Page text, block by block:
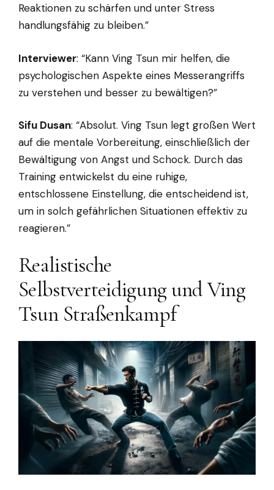
Reaktionen zu schärfen und unter Stress
handlungsfähig zu bleiben.”
Interviewer: “Kann Ving Tsun mir helfen, die
psychologischen Aspekte eines Messerangriffs
zu verstehen und besser zu bewältigen?”
Sifu Dusan: “Absolut. Ving Tsun legt großen Wert
auf die mentale Vorbereitung, einschließlich der
Bewältigung von Angst und Schock. Durch das
Training entwickelst du eine ruhige,
entschlossene Einstellung, die entscheidend ist,
um in solch gefährlichen Situationen effektiv zu
reagieren.”
Realistische
Selbstverteidigung und Ving
Tsun Straßenkampf